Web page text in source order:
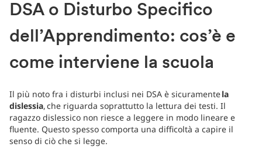
DSA o Disturbo Specifico
dell’Apprendimento: cos’è e
come interviene la scuola
Il più noto fra i disturbi inclusi nei DSA è sicuramentela
dislessia, che riguarda soprattutto la lettura dei testi. Il
ragazzo dislessico non riesce a leggere in modo lineare e
fluente. Questo spesso comporta una difficoltà a capire il
senso di ciò che si legge.